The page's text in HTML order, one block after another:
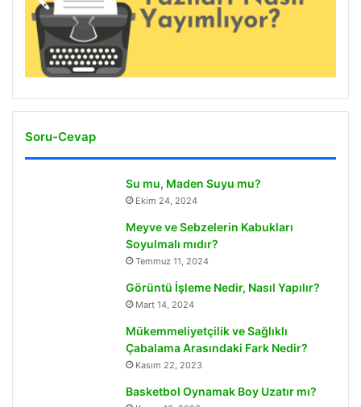
Soru-Cevap
Su mu, Maden Suyu mu?
Ekim 24, 2024
Meyve ve Sebzelerin Kabukları
Soyulmalı mıdır?
Temmuz 11, 2024
Görüntü İşleme Nedir, Nasıl Yapılır?
Mart 14, 2024
Mükemmeliyetçilik ve Sağlıklı
Çabalama Arasındaki Fark Nedir?
Kasım 22, 2023
Basketbol Oynamak Boy Uzatır mı?